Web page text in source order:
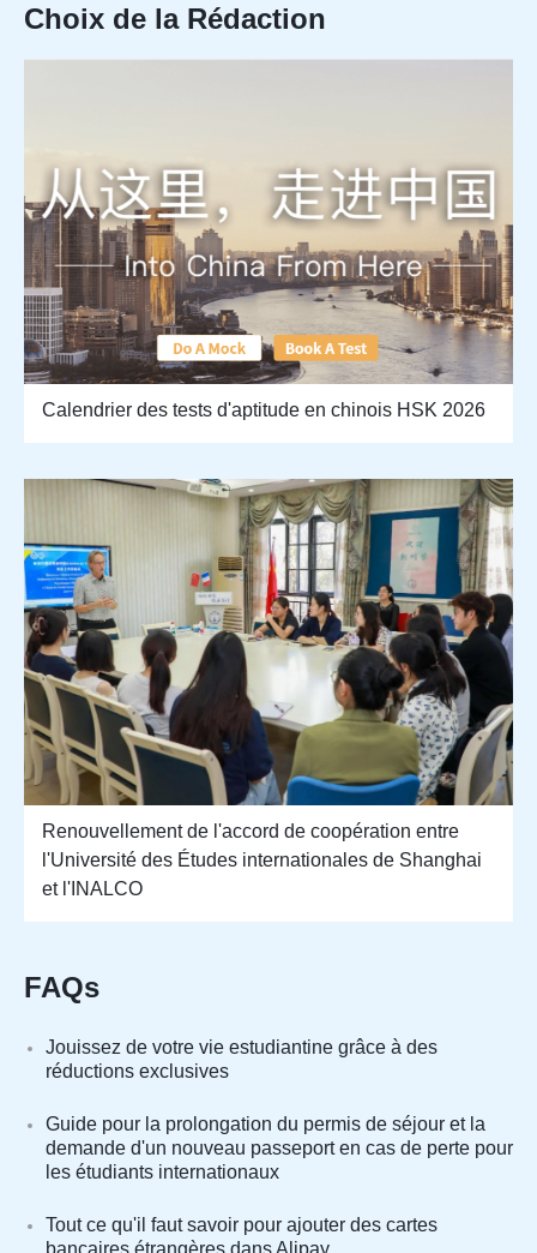
Choix de la Rédaction
Calendrier des tests d'aptitude en chinois HSK 2026
Renouvellement de l'accord de coopération entre
l'Université des Études internationales de Shanghai
et l'INALCO
FAQs
Jouissez de votre vie estudiantine grâce à des
réductions exclusives
Guide pour la prolongation du permis de séjour et la
demande d'un nouveau passeport en cas de perte pour
les étudiants internationaux
Tout ce qu'il faut savoir pour ajouter des cartes